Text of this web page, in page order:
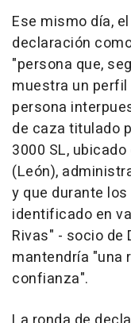
Ese mismo día,
declaración
"persona que,
muestra un
persona
de caza titulado
3000 SL,
(León),
y que durante
identificado en
Rivas" - socio de
mantendría "una
confianza".